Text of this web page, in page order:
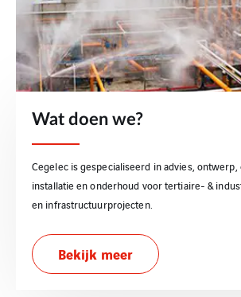
Wat doen we?
Cegelec is gespecialiseerd in advies,
installatie en onderhoud voor tertiaire- &
en infrastructuurprojecten.
Bekijk meer